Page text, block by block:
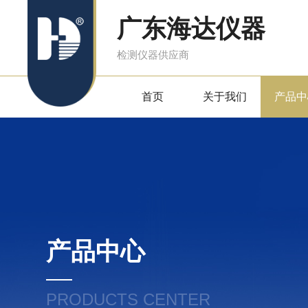
广东海达仪器
检测仪器供应商
首页 关于我们 产品
产品中心
PRODUCTS CENTER